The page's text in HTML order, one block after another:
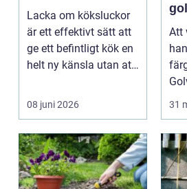
Lacka om köksluckor
är ett effektivt sätt att
ge ett befintligt kök en
helt ny känsla utan att
08 juni 2026
Att
31